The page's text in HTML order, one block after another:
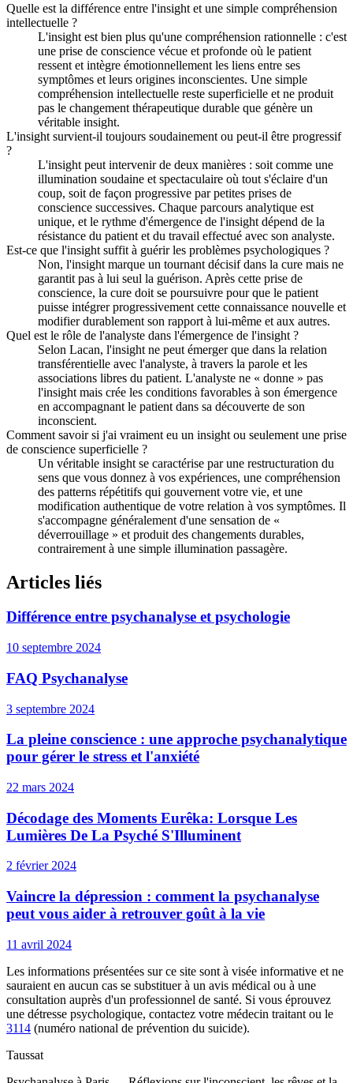
Quelle est la différence entre l'insight et une simple compréhension
intellectuelle ?
L'insight est bien plus qu'une compréhension rationnelle : c'est
une prise de conscience vécue et profonde où le patient
ressent et intègre émotionnellement les liens entre ses
symptômes et leurs origines inconscientes. Une simple
compréhension intellectuelle reste superficielle et ne produit
pas le changement thérapeutique durable que génère un
véritable insight.
L'insight survient-il toujours soudainement ou peut-il être progressif
?
L'insight peut intervenir de deux manières : soit comme une
illumination soudaine et spectaculaire où tout s'éclaire d'un
coup, soit de façon progressive par petites prises de
conscience successives. Chaque parcours analytique est
unique, et le rythme d'émergence de l'insight dépend de la
résistance du patient et du travail effectué avec son analyste.
Est-ce que l'insight suffit à guérir les problèmes psychologiques ?
Non, l'insight marque un tournant décisif dans la cure mais ne
garantit pas à lui seul la guérison. Après cette prise de
conscience, la cure doit se poursuivre pour que le patient
puisse intégrer progressivement cette connaissance nouvelle et
modifier durablement son rapport à lui-même et aux autres.
Quel est le rôle de l'analyste dans l'émergence de l'insight ?
Selon Lacan, l'insight ne peut émerger que dans la relation
transférentielle avec l'analyste, à travers la parole et les
associations libres du patient. L'analyste ne « donne » pas
l'insight mais crée les conditions favorables à son émergence
en accompagnant le patient dans sa découverte de son
inconscient.
Comment savoir si j'ai vraiment eu un insight ou seulement une prise
de conscience superficielle ?
Un véritable insight se caractérise par une restructuration du
sens que vous donnez à vos expériences, une compréhension
des patterns répétitifs qui gouvernent votre vie, et une
modification authentique de votre relation à vos symptômes. Il
s'accompagne généralement d'une sensation de «
déverrouillage » et produit des changements durables,
contrairement à une simple illumination passagère.
Articles liés
Différence entre psychanalyse et psychologie
10 septembre 2024
FAQ Psychanalyse
3 septembre 2024
La pleine conscience : une approche psychanalytique
pour gérer le stress et l'anxiété
22 mars 2024
Décodage des Moments Eurêka: Lorsque Les
Lumières De La Psyché S'Illuminent
2 février 2024
Vaincre la dépression : comment la psychanalyse
peut vous aider à retrouver goût à la vie
11 avril 2024
Les informations présentées sur ce site sont à visée informative et ne
sauraient en aucun cas se substituer à un avis médical ou à une
consultation auprès d'un professionnel de santé. Si vous éprouvez
une détresse psychologique, contactez votre médecin traitant ou le
3114 (numéro national de prévention du suicide).
Taussat